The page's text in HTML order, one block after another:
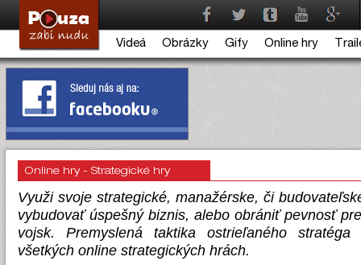
Videá Obrázky Gify Online hry
Online hry - Strategické hry
Využi svoje strategické, manažérske, či
vybudovať úspešný biznis, alebo obrániť pevnosť
vojsk. Premyslená taktika ostrieľaného
všetkých online strategických hrách.